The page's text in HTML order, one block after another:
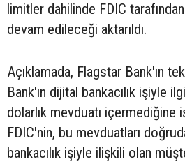
limitler dahilinde FDIC
devam edileceği aktarıldı.
Açıklamada, Flagstar Bank'ın
Bank'ın dijital bankacılık işiyle
dolarlık mevduatı içermediğine
FDIC'nin, bu mevduatları
bankacılık işiyle ilişkili olan